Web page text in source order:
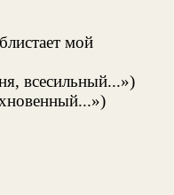
мой
всесильный...»)